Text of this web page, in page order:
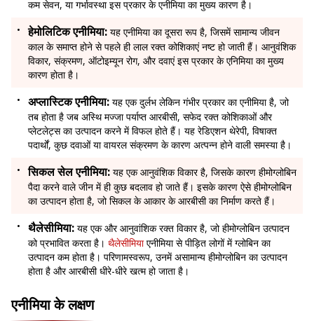
कम सेवन, या गर्भावस्था इस प्रकार के एनीमिया का मुख्य कारण है।
हेमोलिटिक एनीमिया: यह एनीमिया का दूसरा रूप है, जिसमें सामान्य जीवन
काल के समाप्त होने से पहले ही लाल रक्त कोशिकाएं नष्ट हो जाती हैं। आनुवंशिक
विकार, संक्रमण, ऑटोइम्यून रोग, और दवाएं इस प्रकार के एनिमिया का मुख्य
कारण होता है।
अप्लास्टिक एनीमिया: यह एक दुर्लभ लेकिन गंभीर प्रकार का एनीमिया है, जो
तब होता है जब अस्थि मज्जा पर्याप्त आरबीसी, सफेद रक्त कोशिकाओं और
प्लेटलेट्स का उत्पादन करने में विफल होते हैं। यह रेडिएशन थेरेपी, विषाक्त
पदार्थों, कुछ दवाओं या वायरल संक्रमण के कारण अत्पन्न होने वाली समस्या है।
सिकल सेल एनीमिया: यह एक आनुवंशिक विकार है, जिसके कारण हीमोग्लोबिन
पैदा करने वाले जीन में ही कुछ बदलाव हो जाते हैं। इसके कारण ऐसे हीमोग्लोबिन
का उत्पादन होता है, जो सिकल के आकार के आरबीसी का निर्माण करते हैं।
थैलेसीमिया: यह एक और आनुवांशिक रक्त विकार है, जो हीमोग्लोबिन उत्पादन
को प्रभावित करता है। थैलेसीमियाएनीमिया से पीड़ित लोगों में ग्लोबिन का
उत्पादन कम होता है। परिणामस्वरूप, उनमें असामान्य हीमोग्लोबिन का उत्पादन
होता है और आरबीसी धीरे-धीरे खत्म हो जाता है।
एनीमिया के लक्षण